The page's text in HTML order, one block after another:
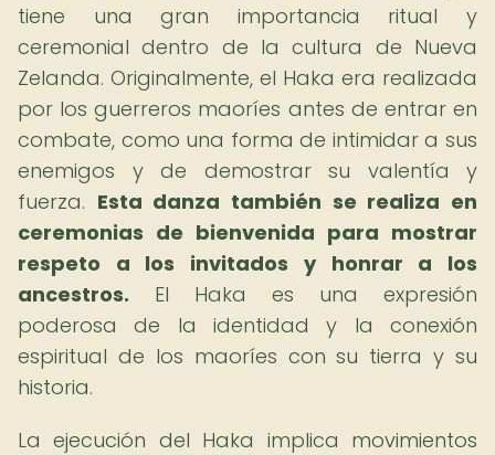
tiene una gran importancia ritual y
ceremonial dentro de la cultura de Nueva
Zelanda. Originalmente, el Haka era realizada
por los guerreros maoríes antes de entrar en
combate, como una forma de intimidar a sus
enemigos y de demostrar su valentía y
fuerza. Esta danza también se realiza en
ceremonias de bienvenida para mostrar
respeto a los invitados y honrar a los
ancestros. El Haka es una expresión
poderosa de la identidad y la conexión
espiritual de los maoríes con su tierra y su
historia.
La ejecución del Haka implica movimientos